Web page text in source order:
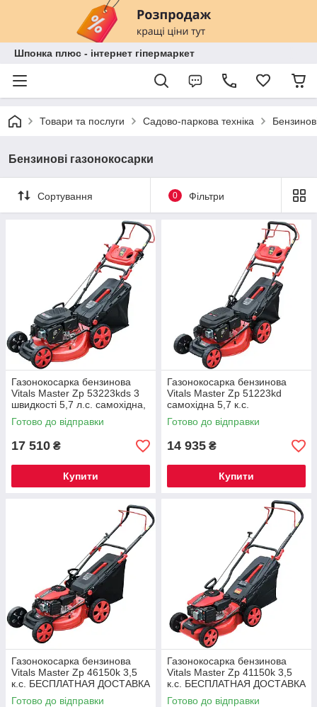
Шпонка плюс - інтернет гіпермаркет
Товари та послуги Садово-паркова техніка
Бензинові газонокосарки
Сортування 0 Фільтри
Газонокосарка бензинова
Vitals Master Zp 53223kds 3
швидкості 5,7 л.с. самохідна,
БЕЗПЛАТНА ДОСТАВКА
Готово до відправки
17 510 ₴
Купити
Газонокосарка бензинова
Vitals Master Zp 51223kd
самохідна 5,7 к.с.
БЕЗКОШТОВНА ДОСТАВКА
Готово до відправки
14 935 ₴
Купити
Газонокосарка бензинова
Vitals Master Zp 46150k 3,5
к.с. БЕСПЛАТНАЯ ДОСТАВКА
Гарантія 36 міс
Готово до відправки
Газонокосарка бензинова
Vitals Master Zp 41150k 3,5
к.с. БЕСПЛАТНАЯ ДОСТАВКА
Гарантія 36 міс
Готово до відправки